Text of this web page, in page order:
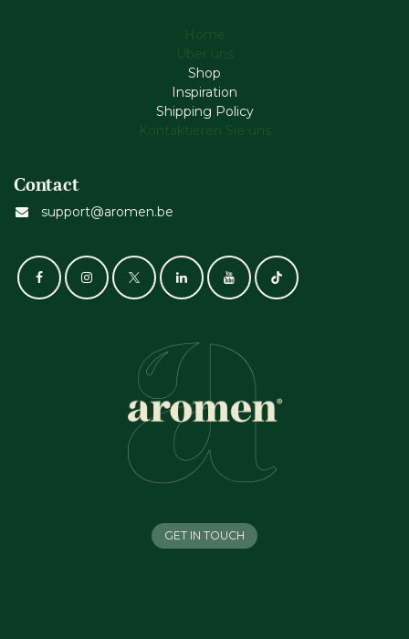
Home
Über uns
Shop
Inspiration
Shipping Policy
Kontaktieren Sie uns
Contact
support@aromen.be
GET IN TOUCH